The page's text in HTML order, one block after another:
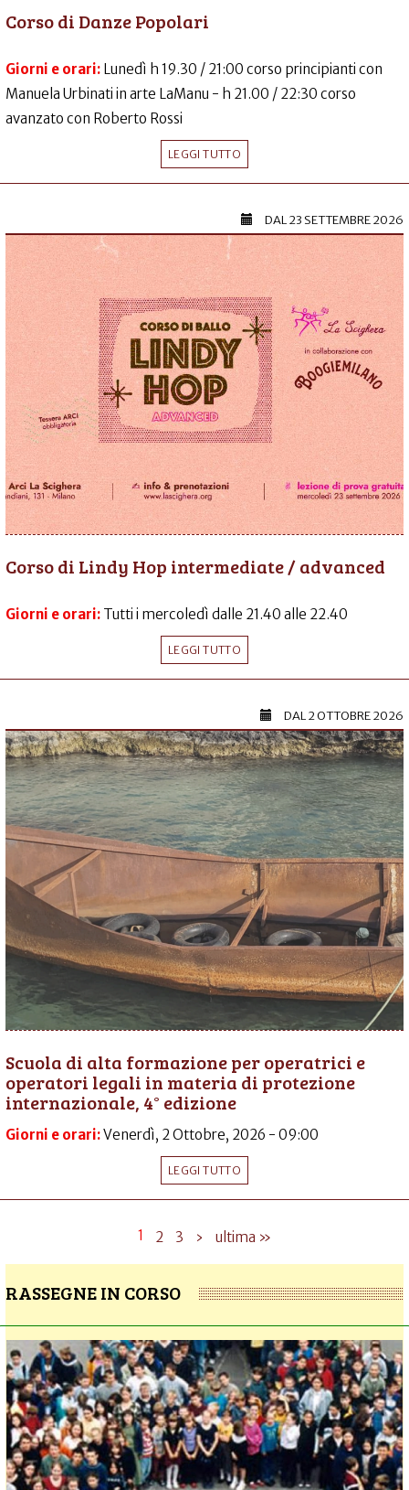
Corso di Danze Popolari
Giorni e orari: Lunedì h 19.30 / 21:00 corso principianti con
Manuela Urbinati in arte LaManu - h 21.00 / 22:30 corso
avanzato con Roberto Rossi
LEGGI TUTTO
DAL23 SETTEMBRE 2026
Corso di Lindy Hop intermediate / advanced
Giorni e orari: Tutti i mercoledì dalle 21.40 alle 22.40
LEGGI TUTTO
DAL2 OTTOBRE 2026
Scuola di alta formazione per operatrici e
operatori legali in materia di protezione
internazionale, 4° edizione
Giorni e orari:Venerdì, 2 Ottobre, 2026 - 09:00
LEGGI TUTTO
1 2 3 › ultima »
RASSEGNE IN CORSO